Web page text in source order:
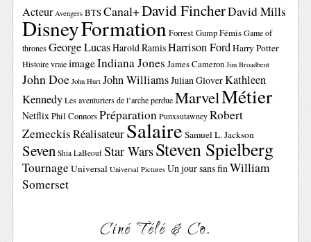
Acteur Avengers BTSCanal+David FincherDavid Mills
DisneyFormationForrest GumpFémis Game of
thrones George LucasHarold RamisHarrison FordHarry Potter
Histoire vraie imageIndiana Jones James Cameron Jim Broadbent
John Doe John Hurt John WilliamsJulian GloverKathleen
Kennedy Les aventuriers de l’arche perdue MarvelMétier
NetflixPhil ConnorsPréparation Punxsutawney Robert
ZemeckisRéalisateurSalaire Samuel L. Jackson
Seven Shia LaBeouf Star WarsSteven Spielberg
TournageUniversal Universal Pictures Un jour sans finWilliam
Somerset
Ciné Télé & Co.